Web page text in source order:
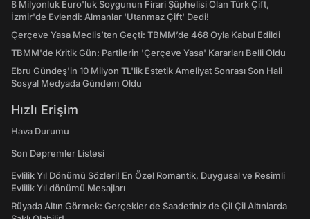
8 Milyonluk Euro'luk Soygunun Firari Şüphelisi Olan Türk Çift,
İzmir'de Evlendi: Almanlar 'Utanmaz Çift' Dedi!
Çerçeve Yasa Meclis’ten Geçti: TBMM’de 468 Oyla Kabul Edildi
TBMM'de Kritik Gün: Partilerin 'Çerçeve Yasa' Kararları Belli Oldu
Ebru Gündeş'in 10 Milyon TL'lik Estetik Ameliyat Sonrası Son Hali
Sosyal Medyada Gündem Oldu
Hızlı Erişim
Hava Durumu
Son Depremler Listesi
Evlilik Yıl Dönümü Sözleri! En Özel Romantik, Duygusal ve Resimli
Evlilik Yıl dönümü Mesajları
Rüyada Altın Görmek: Gerçekler de Saadetiniz de Çil Çil Altınlarda